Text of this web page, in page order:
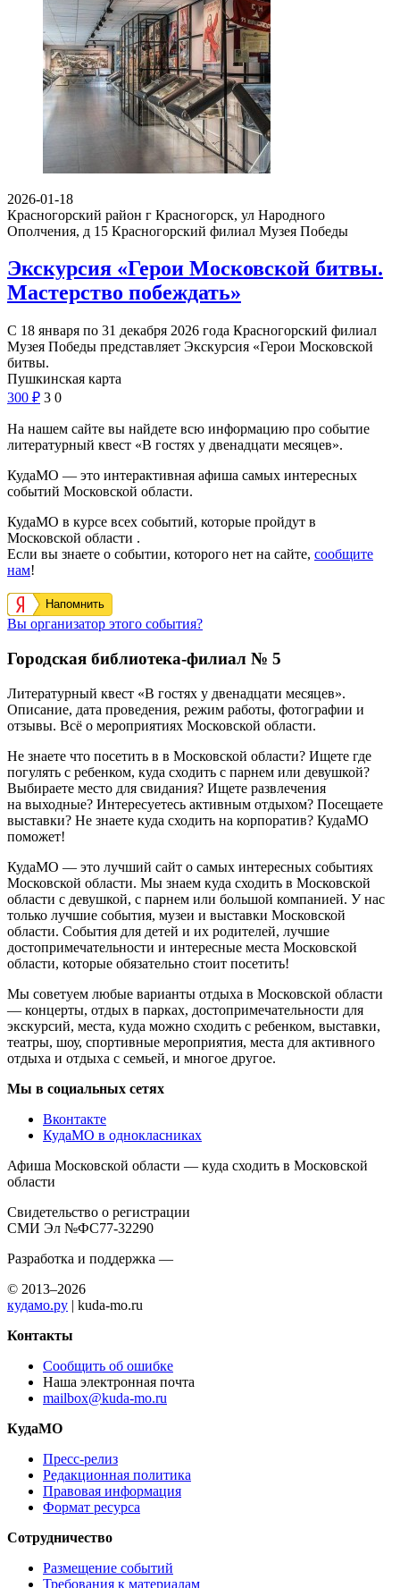
2026-01-18
Красногорский район г Красногорск, ул Народного
Ополчения, д 15 Красногорский филиал Музея Победы
Экскурсия «Герои Московской битвы.
Мастерство побеждать»
С 18 января по 31 декабря 2026 года Красногорский филиал
Музея Победы представляет Экскурсия «Герои Московской
битвы.
Пушкинская карта
300 ₽ 3 0
На нашем сайте вы найдете всю информацию про событие
литературный квест «В гостях у двенадцати месяцев».
КудаМО — это интерактивная афиша самых интересных
событий Московской области.
КудаМО в курсе всех событий, которые пройдут в
Московской области .
Если вы знаете о событии, которого нет на сайте, сообщите
нам!
Напомнить
Вы организатор этого события?
Городская библиотека-филиал № 5
Литературный квест «В гостях у двенадцати месяцев».
Описание, дата проведения, режим работы, фотографии и
отзывы. Всё о мероприятиях Московской области.
Не знаете что посетить в в Московской области? Ищете где
погулять с ребенком, куда сходить с парнем или девушкой?
Выбираете место для свидания? Ищете развлечения
на выходные? Интересуетесь активным отдыхом? Посещаете
выставки? Не знаете куда сходить на корпоратив? КудаМО
поможет!
КудаМО — это лучший сайт о самых интересных событиях
Московской области. Мы знаем куда сходить в Московской
области с девушкой, с парнем или большой компанией. У нас
только лучшие события, музеи и выставки Московской
области. События для детей и их родителей, лучшие
достопримечательности и интересные места Московской
области, которые обязательно стоит посетить!
Мы советуем любые варианты отдыха в Московской области
— концерты, отдых в парках, достопримечательности для
экскурсий, места, куда можно сходить с ребенком, выставки,
театры, шоу, спортивные мероприятия, места для активного
отдыха и отдыха с семьей, и многое другое.
Мы в социальных сетях
Вконтакте
КудаМО в однокласниках
Афиша Московской области — куда сходить в Московской
области
Свидетельство о регистрации
СМИ Эл №ФС77-32290
Разработка и поддержка —
© 2013–2026
кудамо.ру | kuda-mo.ru
Контакты
Сообщить об ошибке
Наша электронная почта
mailbox@kuda-mo.ru
КудаМО
Пресс-релиз
Редакционная политика
Правовая информация
Формат ресурса
Сотрудничество
Размещение событий
Требования к материалам